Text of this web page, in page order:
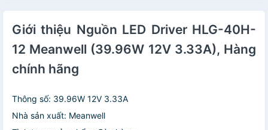
Giới thiệu Nguồn LED Driver HLG-40H-
12 Meanwell (39.96W 12V 3.33A), Hàng
chính hãng
Thông số: 39.96W 12V 3.33A
Nhà sản xuất: Meanwell